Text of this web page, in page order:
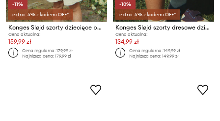
-11%
extra -5% z kodem: OFF*
Konges Sløjd szorty dziecięce bawełniane COCO SHORTS GOTS
Cena aktualna:
159,99 zł
Cena regularna:179,99 zł
Najniższa cena:179,99 zł
-10%
extra -5% z kodem: OFF*
Konges Sløjd szorty dresowe dziecięce z bawełną LOU SWEAT SHORTS OCS
Cena aktualna:
134,99 zł
Cena regularna:149,99 zł
Najniższa cena:149,99 zł